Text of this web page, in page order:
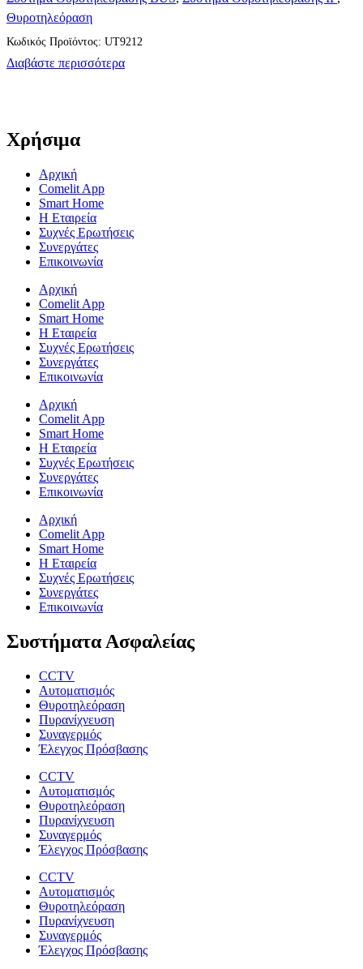
Θυροτηλεόραση
Διαβάστε περισσότερα
Κωδικός Προϊόντος: UT9212
Χρήσιμα
Αρχική
Comelit App
Smart Home
Η Εταιρεία
Συχνές Ερωτήσεις
Συνεργάτες
Επικοινωνία
Αρχική
Comelit App
Smart Home
Η Εταιρεία
Συχνές Ερωτήσεις
Συνεργάτες
Επικοινωνία
Αρχική
Comelit App
Smart Home
Η Εταιρεία
Συχνές Ερωτήσεις
Συνεργάτες
Επικοινωνία
Αρχική
Comelit App
Smart Home
Η Εταιρεία
Συχνές Ερωτήσεις
Συνεργάτες
Επικοινωνία
Συστήματα Ασφαλείας
CCTV
Αυτοματισμός
Θυροτηλεόραση
Πυρανίχνευση
Συναγερμός
Έλεγχος Πρόσβασης
CCTV
Αυτοματισμός
Θυροτηλεόραση
Πυρανίχνευση
Συναγερμός
Έλεγχος Πρόσβασης
CCTV
Αυτοματισμός
Θυροτηλεόραση
Πυρανίχνευση
Συναγερμός
Έλεγχος Πρόσβασης